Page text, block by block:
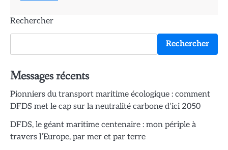
Rechercher
Rechercher
Messages récents
Pionniers du transport maritime écologique : comment
DFDS met le cap sur la neutralité carbone d’ici 2050
DFDS, le géant maritime centenaire : mon périple à
travers l’Europe, par mer et par terre